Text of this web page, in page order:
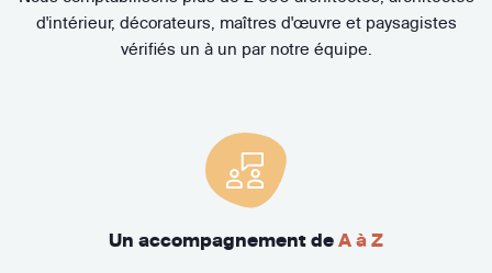
d'intérieur, décorateurs, maîtres d'œuvre et paysagistes
vérifiés un à un par notre équipe.
Un accompagnement de A à Z